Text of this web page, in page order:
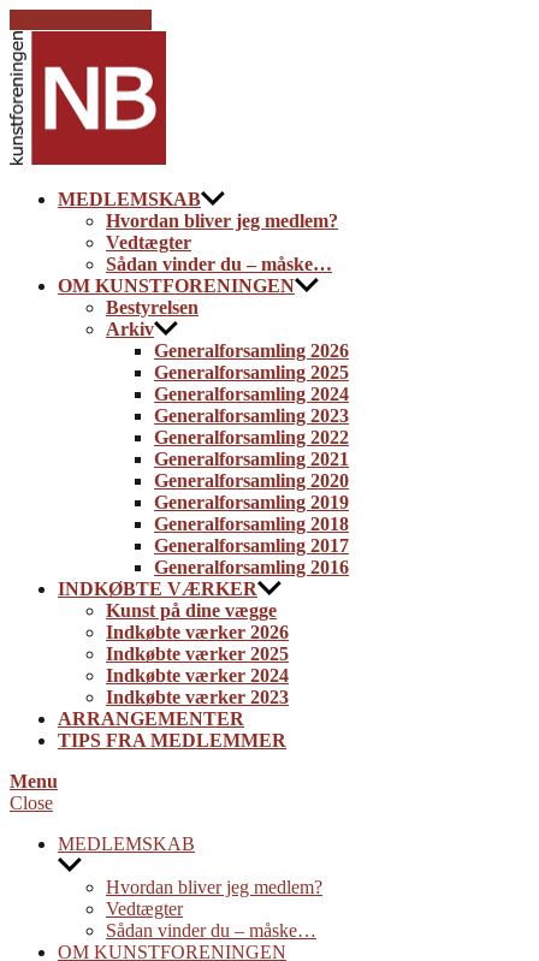
MEDLEMSKAB
Hvordan bliver jeg medlem?
Vedtægter
Sådan vinder du – måske…
OM KUNSTFORENINGEN
Bestyrelsen
Arkiv
Generalforsamling 2026
Generalforsamling 2025
Generalforsamling 2024
Generalforsamling 2023
Generalforsamling 2022
Generalforsamling 2021
Generalforsamling 2020
Generalforsamling 2019
Generalforsamling 2018
Generalforsamling 2017
Generalforsamling 2016
INDKØBTE VÆRKER
Kunst på dine vægge
Indkøbte værker 2026
Indkøbte værker 2025
Indkøbte værker 2024
Indkøbte værker 2023
ARRANGEMENTER
TIPS FRA MEDLEMMER
Menu
Close
MEDLEMSKAB
Show
menu
Hvordan bliver jeg medlem?
Vedtægter
Sådan vinder du – måske…
OM KUNSTFORENINGEN